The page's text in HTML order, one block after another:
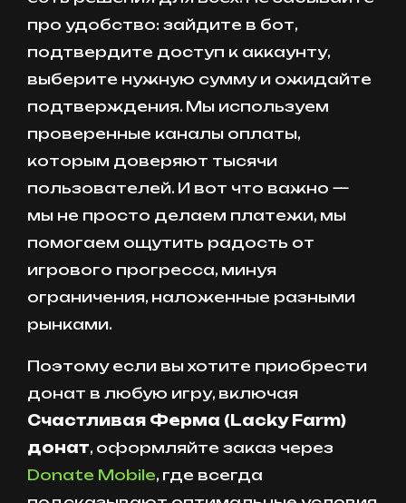
про удобство: зайдите в бот,
подтвердите доступ к аккаунту,
выберите нужную сумму и ожидайте
подтверждения. Мы используем
проверенные каналы оплаты,
которым доверяют тысячи
пользователей. И вот что важно —
мы не просто делаем платежи, мы
помогаем ощутить радость от
игрового прогресса, минуя
ограничения, наложенные разными
рынками.
Поэтому если вы хотите приобрести
донат в любую игру, включая
Счастливая Ферма (Lacky Farm)
донат, оформляйте заказ через
Donate Mobile, где всегда